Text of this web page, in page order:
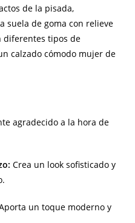
de la pisada,
suela de goma con relieve
diferentes tipos de
calzado cómodo mujer de
agradecido a la hora de
Crea un look sofisticado y
un toque moderno y